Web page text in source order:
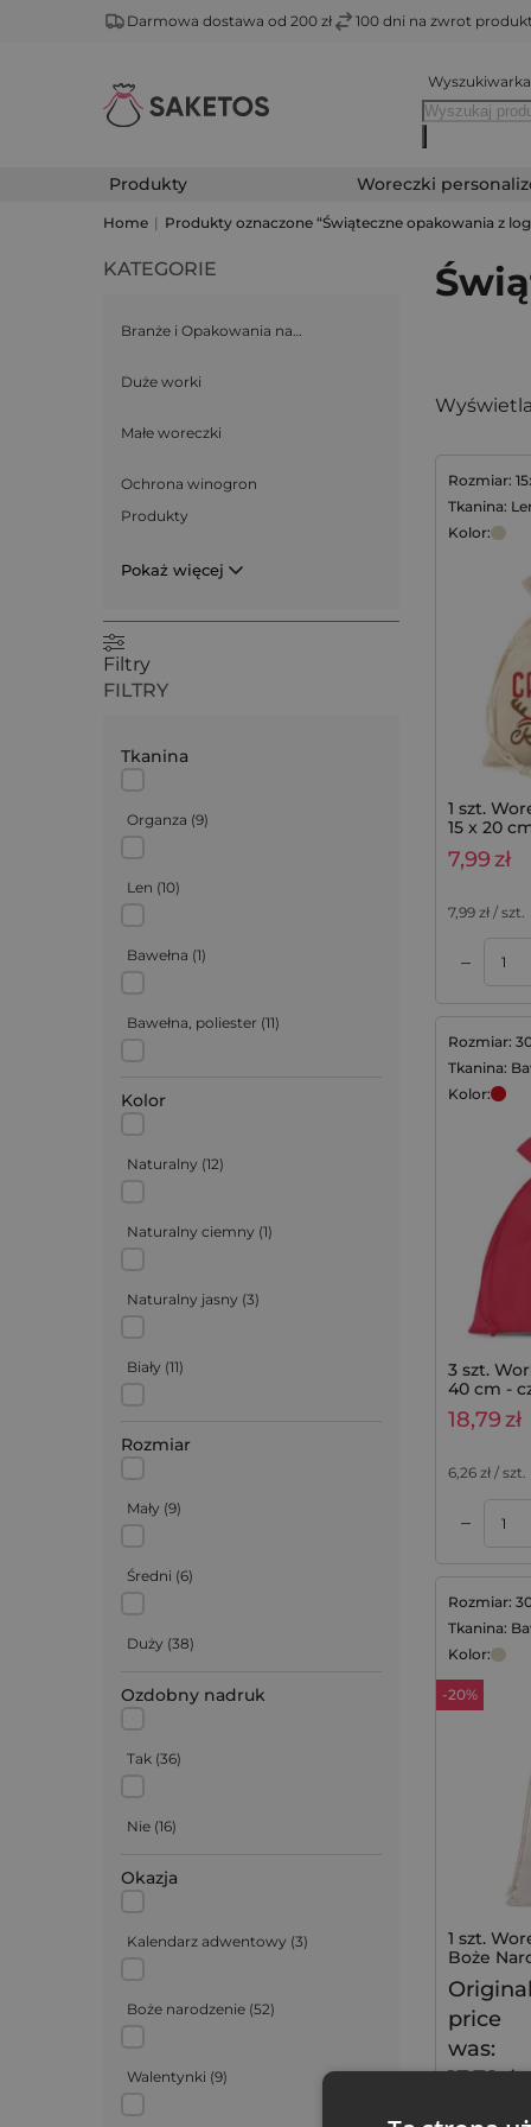
Darmowa dostawa od 200 zł 100 dni na zwrot
Produkty Woreczki
Home | Produkty oznaczone “Świąteczne opakowania z
Rozmiar:
Tkanina:
Kolor:
1 szt.
15 x 20
7,99zł
7,99 zł / szt.
–
Rozmiar:
Tkanina:
Kolor:
3 szt.
40 cm -
18,79zł
6,26 zł / szt.
–
Rozmiar:
Tkanina:
Kolor:
-20%
1 szt.
Boże
Original
price
was:
17,79zł.
obniżką: 14,29
KATEGORIE
Branże i Opakowania na…
Duże worki
Małe woreczki
Ochrona winogron
Produkty
Pokaż więcej
Filtry
FILTRY
Tkanina
Organza (9)
Len (10)
Bawełna (1)
Bawełna, poliester (11)
Juta
Satyna (6 )
Welur (4)
Metaliczny (2)
Nonwoven
Kolor
Naturalny (12)
Naturalny ciemny (1)
Naturalny jasny (3)
Biały (11)
Czarny
Ecru (1)
Szary ( 1)
Srebrny (2
Czerwony ( 11)
Bordowy
Błękitny
Niebieski
Zielony
Złoty
Rozmiar
Mały (9)
Średni (6)
Duży (38)
Ozdobny nadruk
Tak (36)
Nie (16)
Okazja
Kalendarz adwentowy (3)
Boże narodzenie (52)
Walentynki (9)